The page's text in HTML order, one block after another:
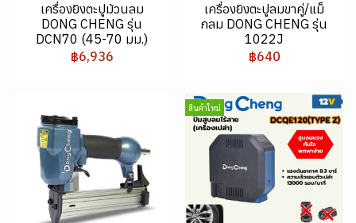
เครื่องยิงตะปูม้วนลม
DONG CHENG รุ่น
DCN70 (45-70 มม.)
฿6,936
เครื่องยิงตะปูลมขาคู่/แม็
กลม DONG CHENG รุ่น
1022J
฿640
สินค้าใหม่